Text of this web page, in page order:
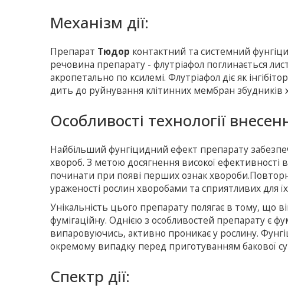
Механізм дії:
Препарат Тюдор контактний та системний
речовина препарату - флутріафол поглинається
акропетально по ксилемі. Флутріафол діє як
дить до руйнування клітинних мембран збудників
Особливості технології
Найбільший фунгіцидний ефект препарату
хвороб. З метою досягнення високої
починати при появі перших ознак
ураженості рослин хворобами та сприятливих для
Унікальність цього препарату полягає в тому, що
фумігаційну. Однією з особливостей препарату є
випаровуючись, активно проникає у рослину.
окремому випадку перед приготуванням бакової
Спектр дії: